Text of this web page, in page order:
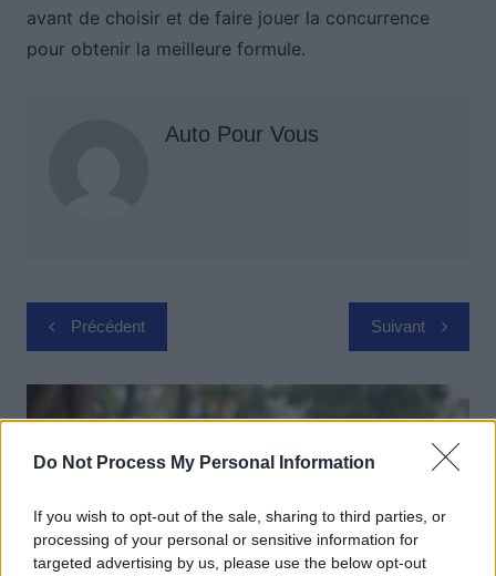
Do Not Process My Personal Information
If you wish to opt-out of the sale, sharing to third parties, or
processing of your personal or sensitive information for
targeted advertising by us, please use the below opt-out
avant de choisir et de faire jouer la concurrence
pour obtenir la meilleure formule.
Auto Pour Vous
Navigation
de
l’article
Précédent Suivant